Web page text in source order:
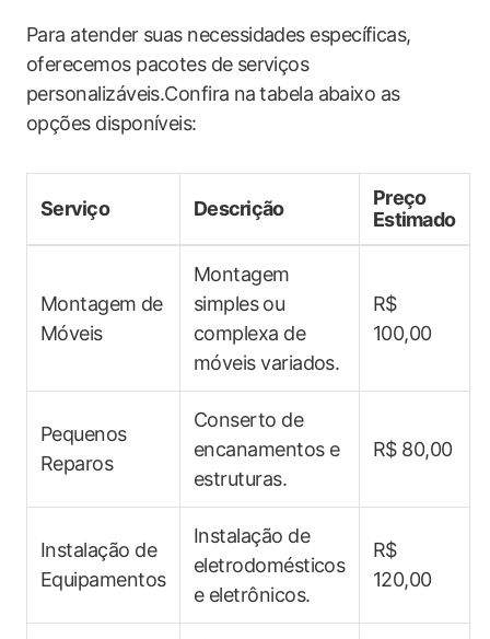
Para atender suas necessidades‍ específicas,
‌oferecemos​ pacotes de⁣ serviços
personalizáveis.Confira ⁣na ⁢tabela abaixo as
opções‌ disponíveis:
Serviço Descrição
Preço​
Estimado
Montagem ⁣de
Móveis
Montagem‌
simples ⁢ou
complexa de
móveis variados.
R$
100,00
Pequenos
Reparos
Conserto de
encanamentos e
estruturas.
R$ 80,00
Instalação de
Equipamentos
Instalação de
eletrodomésticos
e eletrônicos.
R$
120,00